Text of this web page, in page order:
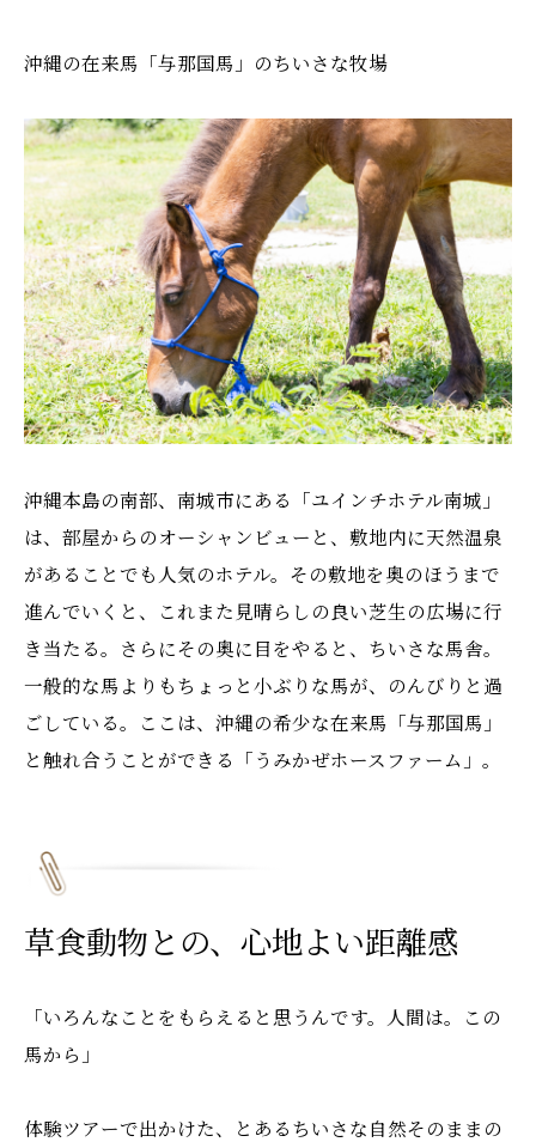
沖縄の在来馬「与那国馬」のちいさな牧場
沖縄本島の南部、南城市にある「ユインチホテル南城」
は、部屋からのオーシャンビューと、敷地内に天然温泉
があることでも人気のホテル。その敷地を奥のほうまで
進んでいくと、これまた見晴らしの良い芝生の広場に行
き当たる。さらにその奥に目をやると、ちいさな馬舎。
一般的な馬よりもちょっと小ぶりな馬が、のんびりと過
ごしている。ここは、沖縄の希少な在来馬「与那国馬」
と触れ合うことができる「うみかぜホースファーム」。
草食動物との、心地よい距離感
「いろんなことをもらえると思うんです。人間は。この
馬から」
体験ツアーで出かけた、とあるちいさな自然そのままの